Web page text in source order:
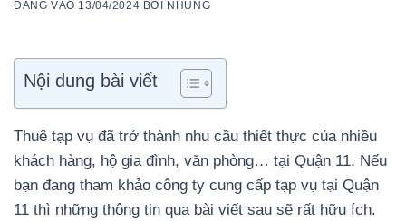
ĐĂNG VÀO 13/04/2024 BỞI NHUNG
Nội dung bài viết
Thuê tạp vụ đã trở thành nhu cầu thiết thực của nhiều
khách hàng, hộ gia đình, văn phòng… tại Quận 11. Nếu
bạn đang tham khảo công ty cung cấp tạp vụ tại Quận
11 thì những thông tin qua bài viết sau sẽ rất hữu ích.